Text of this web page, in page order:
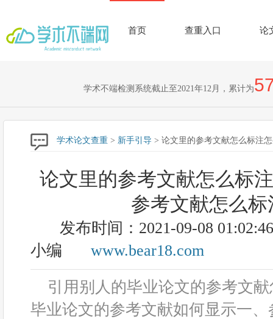
首页 查重入口 论
学术不端检测系统截止至2021年12月，累计为
学术论文查重 > 新手引导 > 论文里的参考文献怎么标注
论文里的参考文献怎么标
参考文献怎么标
发布时间：2021-09-08 01:02:46
小编
www.bear18.com
引用别人的毕业论文的参考文
毕业论文的参考文献如何显示一